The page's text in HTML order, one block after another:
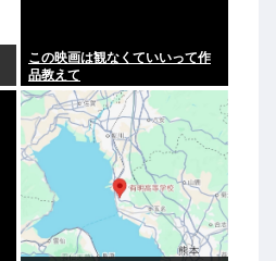
この映画は観なくていいって作
品教えて